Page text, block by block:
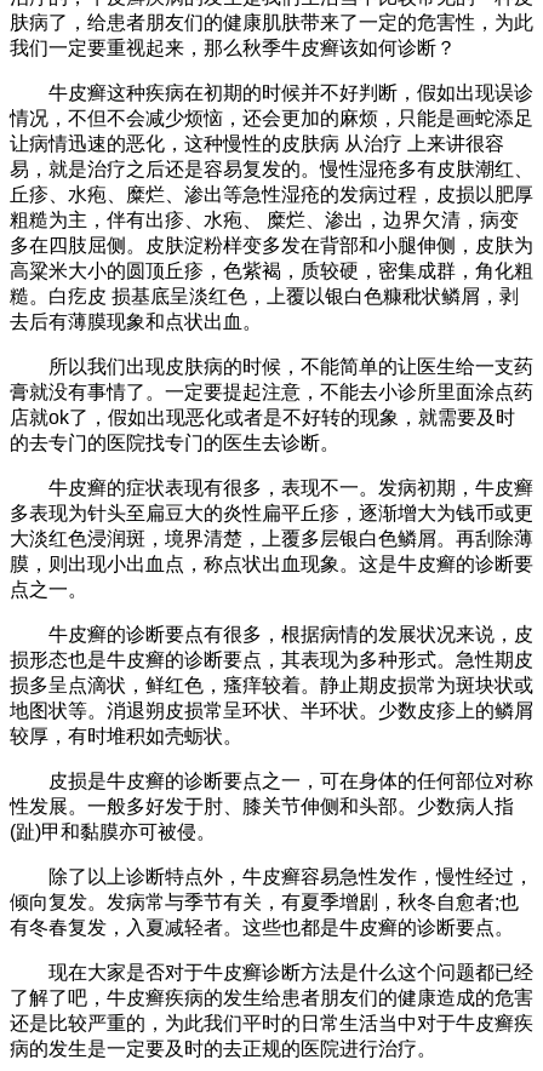
肤病了，给患者朋友们的健康肌肤带来了一定的危害性，为此
我们一定要重视起来，那么秋季牛皮癣该如何诊断？
牛皮癣这种疾病在初期的时候并不好判断，假如出现误诊
情况，不但不会减少烦恼，还会更加的麻烦，只能是画蛇添足
让病情迅速的恶化，这种慢性的皮肤病 从治疗 上来讲很容
易，就是治疗之后还是容易复发的。慢性湿疮多有皮肤潮红、
丘疹、水疱、糜烂、渗出等急性湿疮的发病过程，皮损以肥厚
粗糙为主，伴有出疹、水疱、 糜烂、渗出，边界欠清，病变
多在四肢屈侧。皮肤淀粉样变多发在背部和小腿伸侧，皮肤为
高粱米大小的圆顶丘疹，色紫褐，质较硬，密集成群，角化粗
糙。白疙皮 损基底呈淡红色，上覆以银白色糠秕状鳞屑，剥
去后有薄膜现象和点状出血。
所以我们出现皮肤病的时候，不能简单的让医生给一支药
膏就没有事情了。一定要提起注意，不能去小诊所里面涂点药
店就ok了，假如出现恶化或者是不好转的现象，就需要及时
的去专门的医院找专门的医生去诊断。
牛皮癣的症状表现有很多，表现不一。发病初期，牛皮癣
多表现为针头至扁豆大的炎性扁平丘疹，逐渐增大为钱币或更
大淡红色浸润斑，境界清楚，上覆多层银白色鳞屑。再刮除薄
膜，则出现小出血点，称点状出血现象。这是牛皮癣的诊断要
点之一。
牛皮癣的诊断要点有很多，根据病情的发展状况来说，皮
损形态也是牛皮癣的诊断要点，其表现为多种形式。急性期皮
损多呈点滴状，鲜红色，瘙痒较着。静止期皮损常为斑块状或
地图状等。消退朔皮损常呈环状、半环状。少数皮疹上的鳞屑
较厚，有时堆积如壳蛎状。
皮损是牛皮癣的诊断要点之一，可在身体的任何部位对称
性发展。一般多好发于肘、膝关节伸侧和头部。少数病人指
(趾)甲和黏膜亦可被侵。
除了以上诊断特点外，牛皮癣容易急性发作，慢性经过，
倾向复发。发病常与季节有关，有夏季增剧，秋冬自愈者;也
有冬春复发，入夏减轻者。这些也都是牛皮癣的诊断要点。
现在大家是否对于牛皮癣诊断方法是什么这个问题都已经
了解了吧，牛皮癣疾病的发生给患者朋友们的健康造成的危害
还是比较严重的，为此我们平时的日常生活当中对于牛皮癣疾
病的发生是一定要及时的去正规的医院进行治疗。